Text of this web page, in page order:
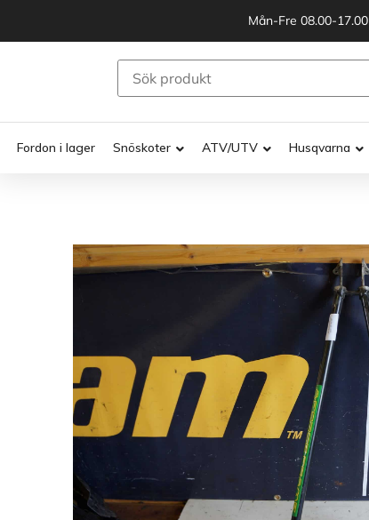
Mån-Fre 08.00-17.00
Fordon i lager Snöskoter ATV/UTV Husqvarna